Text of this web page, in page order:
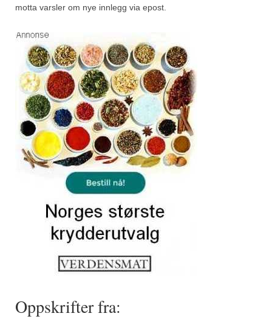
motta varsler om nye innlegg via epost.
Oppskrifter fra: